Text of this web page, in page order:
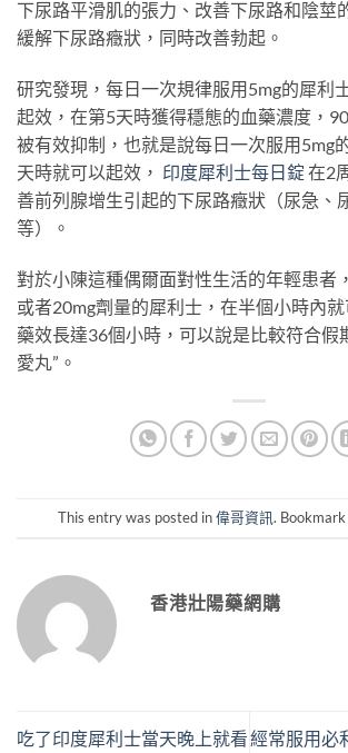
下尿路平滑肌的張力、改善下尿路和陰莖
緩解下尿路癥狀，同時改善勃起。
研究發現，每日一次規律服用5mg的犀利
起效，在第5天時獲得穩態的血藥濃度，
被有效抑制，也就是說每日一次服用5mg
天時就可以起效， 印度犀利士每日錠 在2
善前列腺增生引起的下尿路癥狀（尿急、
等）。
對於小陳這種偶爾面對性生活的年輕患者
或者20mg劑量的犀利士，在半個小時內
藥效長達36個小時，可以說是比較符合假
愛丸”。
This entry was posted in偉哥資訊.
香港壯陽藥網購
吃了印度犀利士當天晚上就看經常服用必